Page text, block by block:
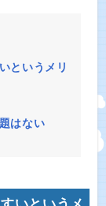
というメリ
はない